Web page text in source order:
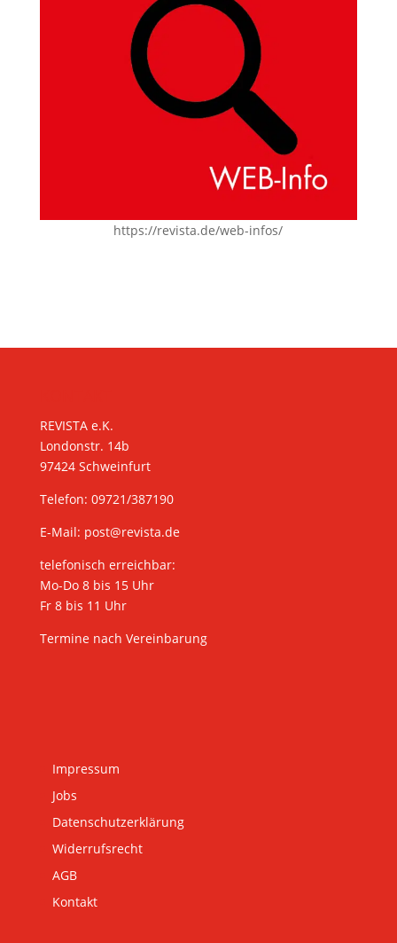
https://revista.de/web-infos/
REVISTA e.K.
Londonstr. 14b
97424 Schweinfurt
Telefon: 09721/387190
E-Mail: post@revista.de
telefonisch erreichbar:
Mo-Do 8 bis 15 Uhr
Fr 8 bis 11 Uhr
Termine nach Vereinbarung
Impressum
Jobs
Datenschutzerklärung
Widerrufsrecht
AGB
Kontakt